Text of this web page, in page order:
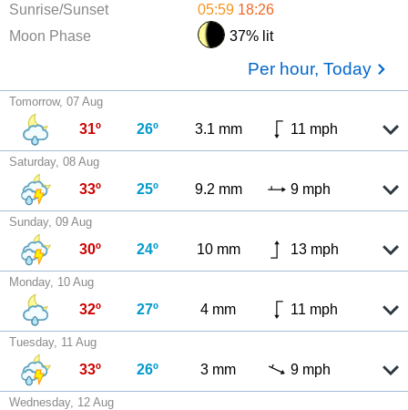
Sunrise/Sunset
05:59 18:26
Moon Phase
37% lit
Per hour, Today
Tomorrow, 07 Aug
31º 26º 3.1 mm 11 mph
Saturday, 08 Aug
33º 25º 9.2 mm 9 mph
Sunday, 09 Aug
30º 24º 10 mm 13 mph
Monday, 10 Aug
32º 27º 4 mm 11 mph
Tuesday, 11 Aug
33º 26º 3 mm 9 mph
Wednesday, 12 Aug